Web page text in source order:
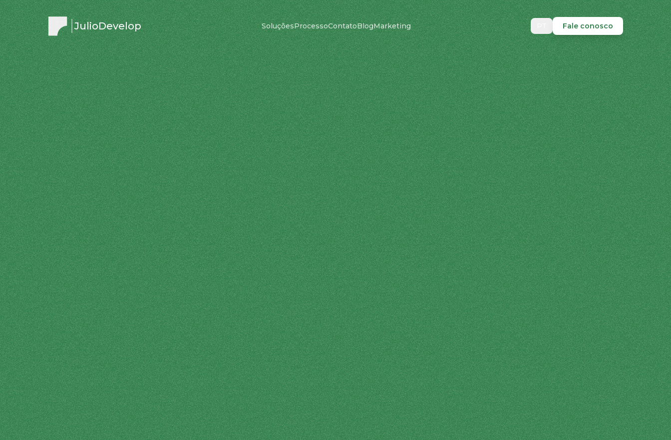
JulioDevelop SoluçõesProcessoContatoBlogMarketing Fale conosco